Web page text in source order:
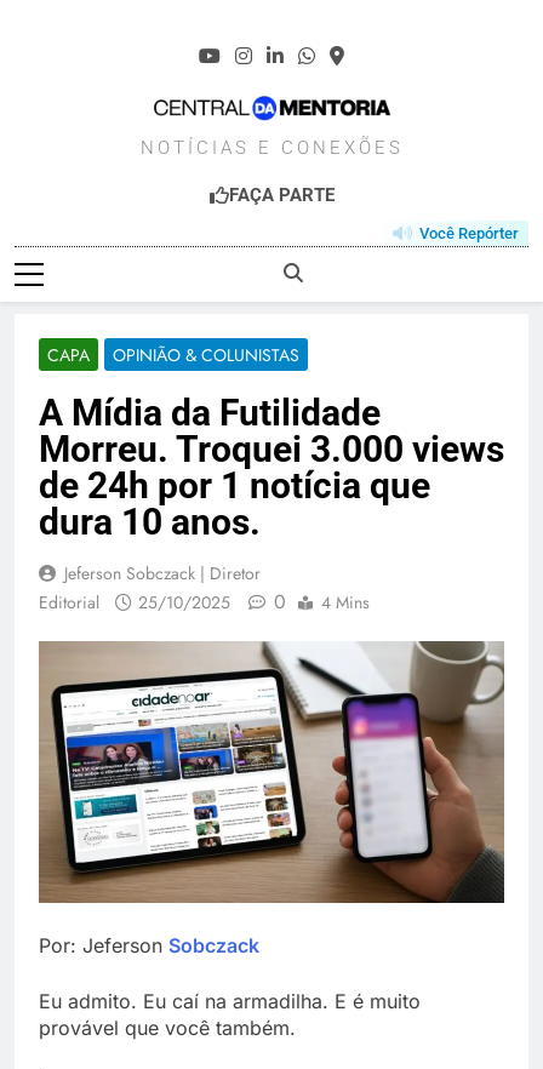
NOTÍCIAS E CONEXÕES
FAÇA PARTE
Você Repórter
CAPA OPINIÃO & COLUNISTAS
A Mídia da Futilidade
Morreu. Troquei 3.000 views
de 24h por 1 notícia que
dura 10 anos.
Jeferson Sobczack | Diretor
Editorial
25/10/2025 0 4 Mins
Por: Jeferson Sobczack
Eu admito. Eu caí na armadilha. E é muito
provável que você também.